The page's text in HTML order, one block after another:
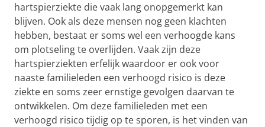
hartspierziekte die vaak lang onopgemerkt kan
blijven. Ook als deze mensen nog geen klachten
hebben, bestaat er soms wel een verhoogde kans
om plotseling te overlijden. Vaak zijn deze
hartspierziekten erfelijk waardoor er ook voor
naaste familieleden een verhoogd risico is deze
ziekte en soms zeer ernstige gevolgen daarvan te
ontwikkelen. Om deze familieleden met een
verhoogd risico tijdig op te sporen, is het vinden van